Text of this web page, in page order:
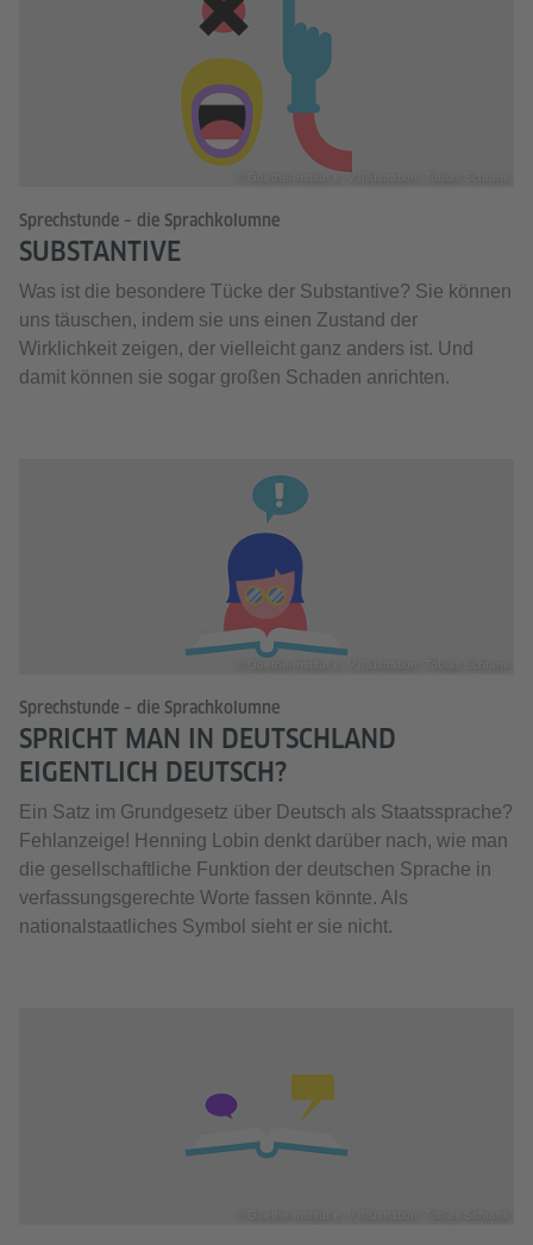
© Goethe-Institut e. V./Illustration: Tobias Schrank
Sprechstunde – die Sprachkolumne
SUBSTANTIVE
Was ist die besondere Tücke der Substantive? Sie können
uns täuschen, indem sie uns einen Zustand der
Wirklichkeit zeigen, der vielleicht ganz anders ist. Und
damit können sie sogar großen Schaden anrichten.
Sprechstunde – die Sprachkolumne
SPRICHT MAN IN DEUTSCHLAND
EIGENTLICH DEUTSCH?
Ein Satz im Grundgesetz über Deutsch als Staatssprache?
Fehlanzeige! Henning Lobin denkt darüber nach, wie man
die gesellschaftliche Funktion der deutschen Sprache in
verfassungsgerechte Worte fassen könnte. Als
nationalstaatliches Symbol sieht er sie nicht.